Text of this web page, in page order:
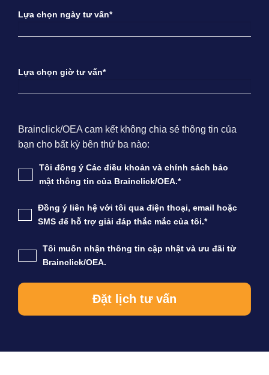
Lựa chọn ngày tư vấn*
Lựa chọn giờ tư vấn*
Brainclick/OEA cam kết không chia sẻ thông tin của
bạn cho bất kỳ bên thứ ba nào:
Tôi đồng ý Các điều khoản và chính sách bảo
mật thông tin của Brainclick/OEA.*
Đồng ý liên hệ với tôi qua điện thoại, email hoặc
SMS để hỗ trợ giải đáp thắc mắc của tôi.*
Tôi muốn nhận thông tin cập nhật và ưu đãi từ
Brainclick/OEA.